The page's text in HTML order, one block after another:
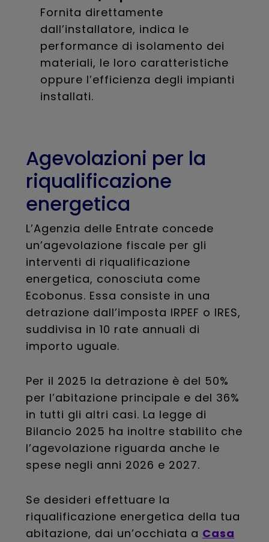
Fornita direttamente
dall’installatore, indica le
performance di isolamento dei
materiali, le loro caratteristiche
oppure l’efficienza degli impianti
installati.
Agevolazioni per la
riqualificazione
energetica
L’Agenzia delle Entrate concede
un’agevolazione fiscale per gli
interventi di riqualificazione
energetica, conosciuta come
Ecobonus. Essa consiste in una
detrazione dall’imposta IRPEF o IRES,
suddivisa in 10 rate annuali di
importo uguale.
Per il 2025 la detrazione è del 50%
per l’abitazione principale e del 36%
in tutti gli altri casi. La legge di
Bilancio 2025 ha inoltre stabilito che
l’agevolazione riguarda anche le
spese negli anni 2026 e 2027.
Se desideri effettuare la
riqualificazione energetica della tua
abitazione, dai un’occhiata a Casa